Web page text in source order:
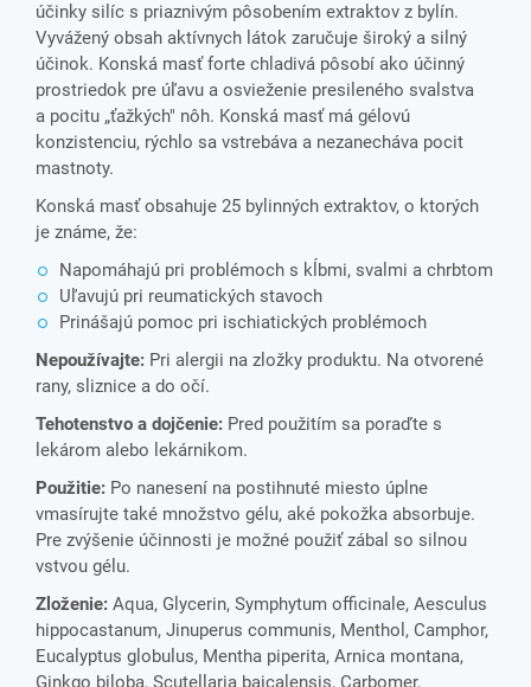
účinky silíc s priaznivým pôsobením extraktov z bylín.
Vyvážený obsah aktívnych látok zaručuje široký a silný
účinok. Konská masť forte chladivá pôsobí ako účinný
prostriedok pre úľavu a osvieženie presileného svalstva
a pocitu „ťažkých" nôh. Konská masť má gélovú
konzistenciu, rýchlo sa vstrebáva a nezanecháva pocit
mastnoty.
Konská masť obsahuje 25 bylinných extraktov, o ktorých
je známe, že:
Napomáhajú pri problémoch s kĺbmi, svalmi a chrbtom
Uľavujú pri reumatických stavoch
Prinášajú pomoc pri ischiatických problémoch
Nepoužívajte: Pri alergii na zložky produktu. Na otvorené
rany, sliznice a do očí.
Tehotenstvo a dojčenie: Pred použitím sa poraďte s
lekárom alebo lekárnikom.
Použitie: Po nanesení na postihnuté miesto úplne
vmasírujte také množstvo gélu, aké pokožka absorbuje.
Pre zvýšenie účinnosti je možné použiť zábal so silnou
vstvou gélu.
Zloženie: Aqua, Glycerin, Symphytum officinale, Aesculus
hippocastanum, Jinuperus communis, Menthol, Camphor,
Eucalyptus globulus, Mentha piperita, Arnica montana,
Ginkgo biloba, Scutellaria baicalensis, Carbomer,